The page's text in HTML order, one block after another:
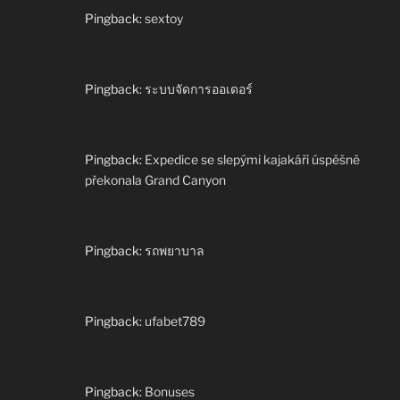
Pingback:sextoy
Pingback: ระบบจัดการออเดอร์
Pingback: Expedice se slepými kajakáři úspěšně
překonala Grand Canyon
Pingback: รถพยาบาล
Pingback: ufabet789
Pingback: Bonuses